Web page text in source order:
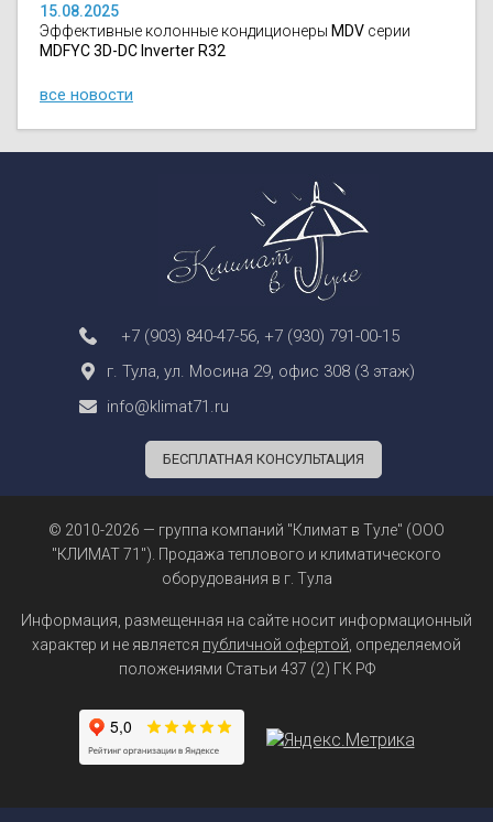
15.08.2025
Эффективные колонные кондиционеры MDV серии
MDFYC 3D-DC Inverter R32
все новости
+7 (903) 840-47-56 +7 (930) 791-00-15
г. Тула, ул. Мосина 29, офис 308 (3 этаж)
info@klimat71.ru
БЕСПЛАТНАЯ КОНСУЛЬТАЦИЯ
© 2010-2026 — группа компаний "Климат в Туле" (ООО
"КЛИМАТ 71"). Продажа теплового и климатического
оборудования в г. Тула
Информация, размещенная на сайте носит информационный
характер и не является публичной офертой , определяемой
положениями Статьи 437 (2) ГК РФ